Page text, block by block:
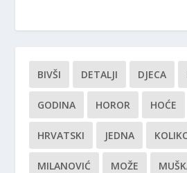
BIVŠI DETALJI DJECA
GODINA HOROR HOĆE
HRVATSKI JEDNA
MILANOVIĆ MOŽE